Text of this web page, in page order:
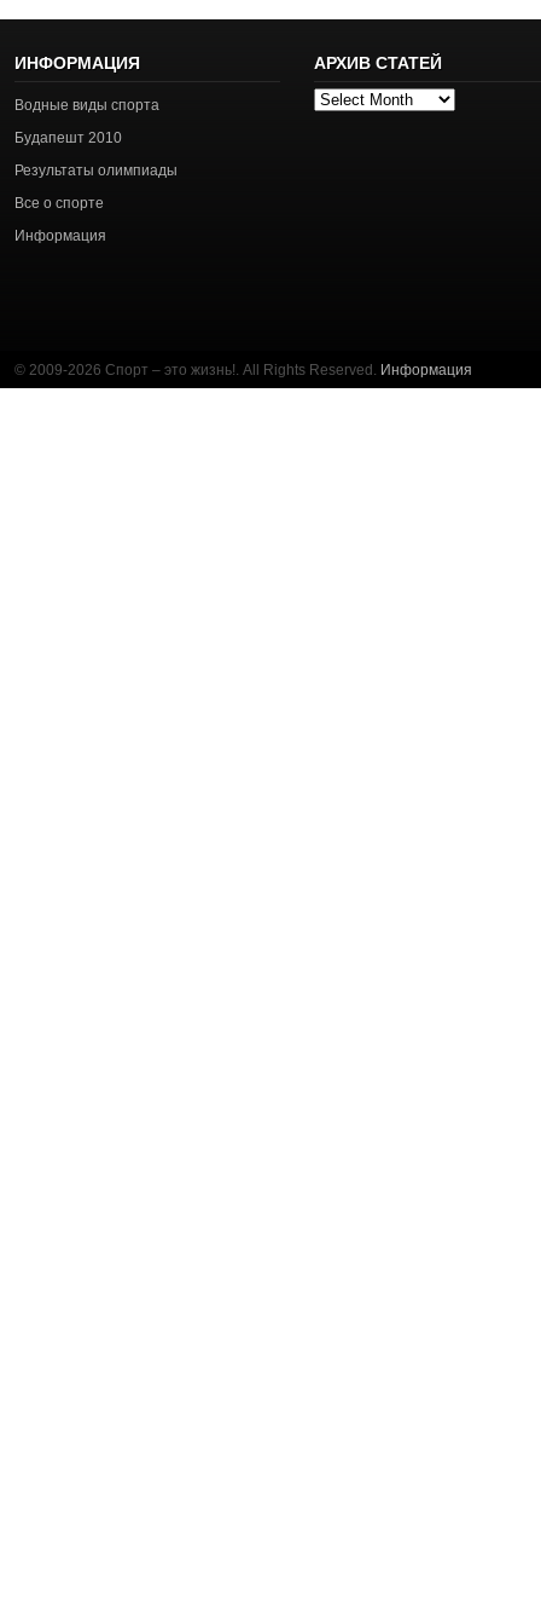
ИНФОРМАЦИЯ
Водные виды спорта
Будапешт 2010
Результаты олимпиады
Все о спорте
Информация
АРХИВ СТАТЕЙ
Архив
© 2009-2026 Спорт – это жизнь!. All Rights Reserved. Информация